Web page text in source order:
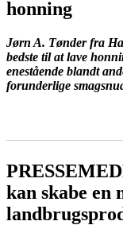
honning
Jørn A. Tønder fra
bedste til at lave
enestående blandt
forunderlige
kan skabe en